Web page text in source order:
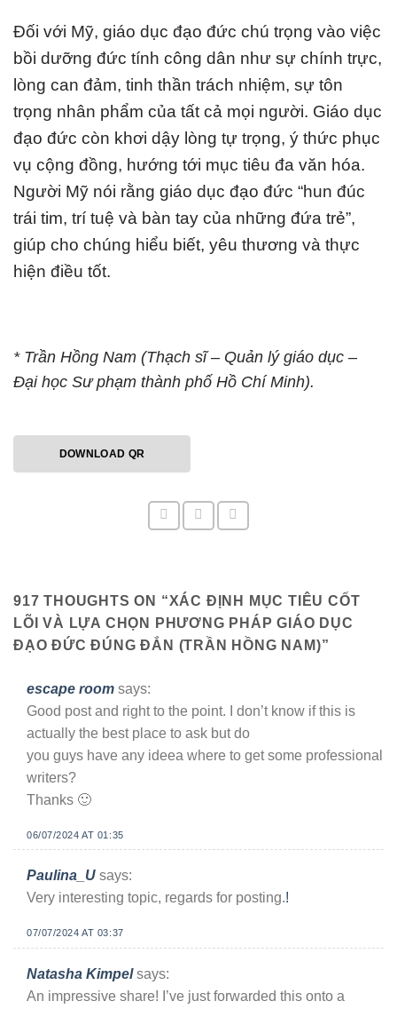
Đối với Mỹ, giáo dục đạo đức chú trọng vào việc
bồi dưỡng đức tính công dân như sự chính trực,
lòng can đảm, tinh thần trách nhiệm, sự tôn
trọng nhân phẩm của tất cả mọi người. Giáo dục
đạo đức còn khơi dậy lòng tự trọng, ý thức phục
vụ cộng đồng, hướng tới mục tiêu đa văn hóa.
Người Mỹ nói rằng giáo dục đạo đức “hun đúc
trái tim, trí tuệ và bàn tay của những đứa trẻ”,
giúp cho chúng hiểu biết, yêu thương và thực
hiện điều tốt.
* Trần Hồng Nam (Thạch sĩ – Quản lý giáo dục –
Đại học Sư phạm thành phố Hồ Chí Minh).
DOWNLOAD QR
917 THOUGHTS ON “XÁC ĐỊNH MỤC TIÊU CỐT
LÕI VÀ LỰA CHỌN PHƯƠNG PHÁP GIÁO DỤC
ĐẠO ĐỨC ĐÚNG ĐẮN (TRẦN HỒNG NAM)”
escape room says:
Good post and right to the point. I don’t know if this is
actually the best place to ask but do
you guys have any ideea where to get some professional
writers?
Thanks 🙂
06/07/2024 AT 01:35
Paulina_U says:
Very interesting topic, regards for posting.!
07/07/2024 AT 03:37
Natasha Kimpel says:
An impressive share! I’ve just forwarded this onto a